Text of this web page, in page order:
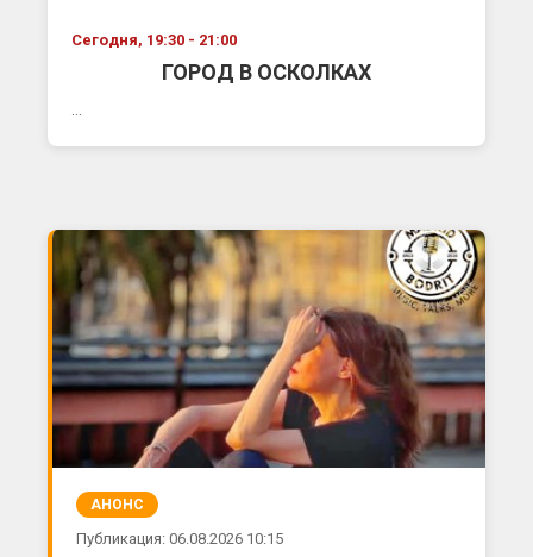
Сегодня, 19:30 - 21:00
ГОРОД В ОСКОЛКАХ
АНОНС
Публикация: 06.08.2026 10:15